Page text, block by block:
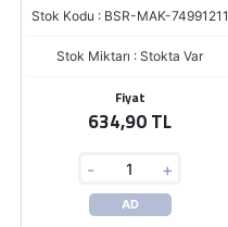
Stok Kodu : BSR-MAK-74991211
Stok Miktarı : Stokta Var
Fiyat
634,90 TL
- +
AD